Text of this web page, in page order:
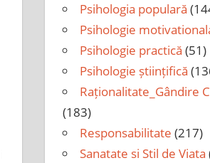
Psihologia populară
Psihologie
Psihologie practică (51)
Psihologie științifică
Raționalitate_Gândire
(183)
Responsabilitate (217)
Sanatate si Stil de Viata